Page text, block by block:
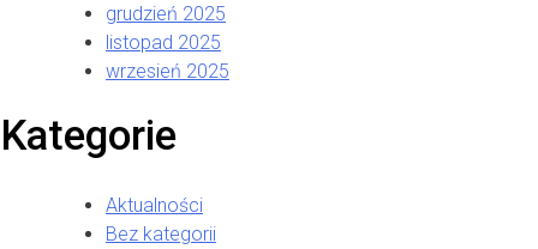
grudzień 2025
listopad 2025
wrzesień 2025
Kategorie
Aktualności
Bez kategorii